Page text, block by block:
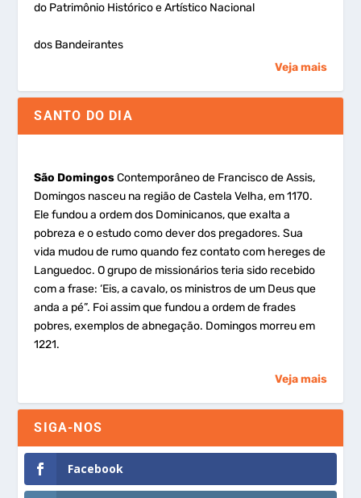
do Patrimônio Histórico e Artístico Nacional
dos Bandeirantes
Veja mais
SANTO DO DIA
São DomingosContemporâneo de Francisco de Assis,
Domingos nasceu na região de Castela Velha, em 1170.
Ele fundou a ordem dos Dominicanos, que exalta a
pobreza e o estudo como dever dos pregadores. Sua
vida mudou de rumo quando fez contato com hereges de
Languedoc. O grupo de missionários teria sido recebido
com a frase: ‘Eis, a cavalo, os ministros de um Deus que
anda a pé”. Foi assim que fundou a ordem de frades
pobres, exemplos de abnegação. Domingos morreu em
1221.
Veja mais
SIGA-NOS
Facebook